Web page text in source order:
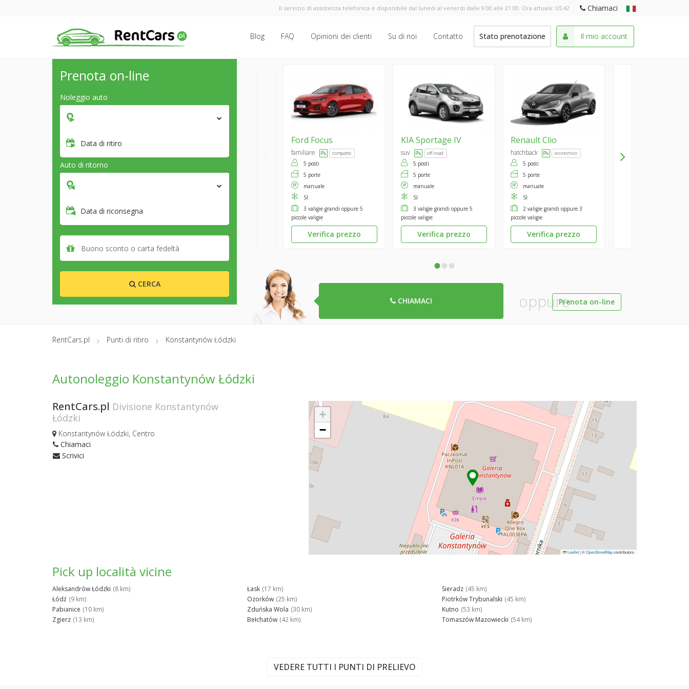
Il servizio di assistenza telefonica è disponibile dal lunedi al venerdi dalle 9:00 alle 21:00. Ora attuale: 05:42 Chiamaci
Blog FAQ Opinioni dei clienti Su di noi Contatto Stato prenotazione Il mio account
Prenota on-line
Noleggio auto
Data di ritiro
Auto di ritorno
Data di riconsegna
CERCA
Ford Focus
familiare compatto
5 posti
5 porte
manuale
SI
3 valigie grandi oppure 5
piccole valigie
Verifica prezzo
KIASportage IV
suv off-road
5 posti
5 porte
manuale
SI
3 valigie grandi oppure 5
piccole valigie
Verifica prezzo
RenaultClio
hatchback economico
5 posti
5 porte
manuale
SI
2 valigie grandi oppure 3
piccole valigie
Verifica prezzo
•••
CHIAMACI oppurePrenota on-line
RentCars.pl Punti di ritiro Konstantynów Łódzki
Autonoleggio Konstantynów Łódzki
RentCars.pl Divisione Konstantynów
Łódzki
Konstantynów Łódzki, Centro
Chiamaci
Scrivici
+
−
Leaflet|©OpenStreetMapcontributors
Pick up località vicine
Aleksandrów Łódzki (8 km)
Łódź (9 km)
Pabianice (10 km)
Zgierz (13 km)
Łask (17 km)
Ozorków (25 km)
Zduńska Wola (30 km)
Bełchatów (42 km)
Sieradz (45 km)
Piotrków Trybunalski (45 km)
Kutno (53 km)
Tomaszów Mazowiecki (54 km)
VEDERE TUTTI I PUNTI DI PRELIEVO